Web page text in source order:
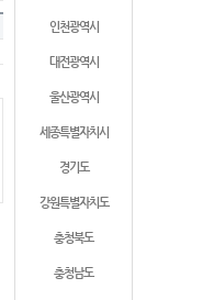
인천광역시
대전광역시
울산광역시
세종특별자치시
경기도
강원특별자치도
충청북도
충청남도